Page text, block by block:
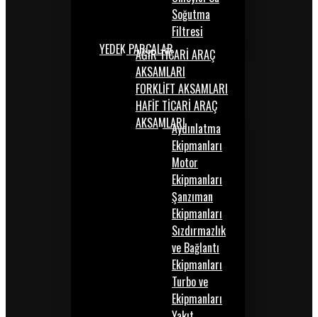
Soğutma
Filtresi
YEDEK PARÇALARAĞIR TİCARİ ARAÇ
AKSAMLARI
FORKLİFT AKSAMLARI
HAFİF TİCARİ ARAÇ
AKSAMLARIAydınlatma
Ekipmanları
Motor
Ekipmanları
Şanzıman
Ekipmanları
Sızdırmazlık
ve Bağlantı
Ekipmanları
Turbo ve
Ekipmanları